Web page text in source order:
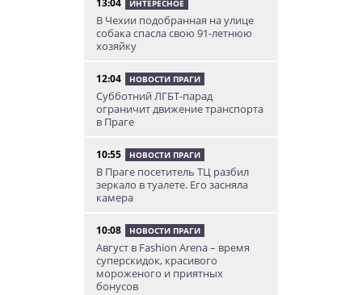
13:04 ИНТЕРЕСНОЕ
В Чехии подобранная на улице
собака спасла свою 91-летнюю
хозяйку
12:04 НОВОСТИ ПРАГИ
Субботний ЛГБТ-парад
ограничит движение транспорта
в Праге
10:55 НОВОСТИ ПРАГИ
В Праге посетитель ТЦ разбил
зеркало в туалете. Его засняла
камера
10:08 НОВОСТИ ПРАГИ
Август в Fashion Arena – время
суперскидок, красивого
мороженого и приятных
бонусов